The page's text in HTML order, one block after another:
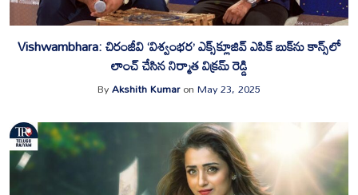
Vishwambhara: చిరంజీవి ‘విశ్వంభర’ ఎక్స్‌క్లూజివ్ ఎపిక్ బుక్‌ను కాన్స్‌లో
లాంచ్ చేసిన నిర్మాత విక్రమ్ రెడ్డి
ByAkshith KumaronMay 23, 2025